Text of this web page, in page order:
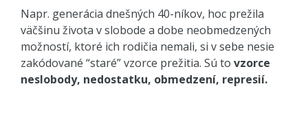
Napr. generácia dnešných 40-níkov, hoc prežila
väčšinu života v slobode a dobe neobmedzených
možností, ktoré ich rodičia nemali, si v sebe nesie
zakódované “staré” vzorce prežitia. Sú to vzorce
neslobody, nedostatku, obmedzení, represií.